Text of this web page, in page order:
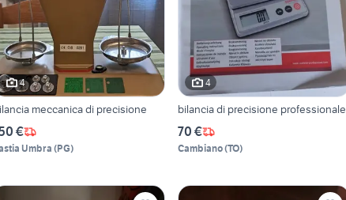
4
meccanica di precisione
€
Umbra (PG)
4
bilancia di precisione professionale
70 €
Cambiano(TO)